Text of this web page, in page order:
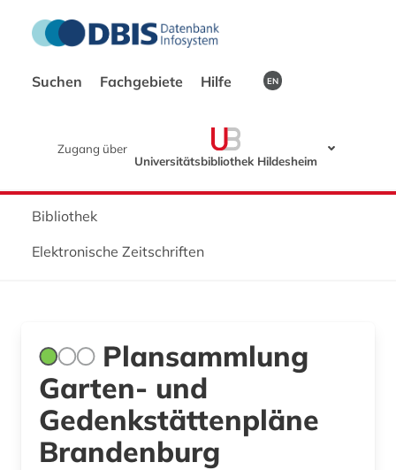
Suchen Fachgebiete Hilfe EN
Zugang über
Universitätsbibliothek Hildesheim
Bibliothek
Elektronische Zeitschriften
Plansammlung
Garten- und
Gedenkstättenpläne
Brandenburg